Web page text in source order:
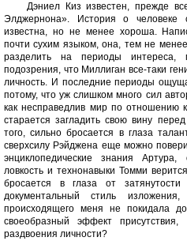
Дэниел Киз известен, прежде
Элджернона». История о человеке
известна, но не менее хороша.
почти сухим языком, она, тем не
разделить на периоды интереса,
подозрения, что Миллиган все-таки
личность. И последние периоды
потому, что уж слишком много сил
как несправедлив мир по отношению
старается загладить свою вину
того, сильно бросается в глаза
сверхсилу Рэйджена еще можно
энциклопедические знания Артура,
ловкость и технонавыки Томми
бросается в глаза от
документальный стиль
происходящего меня не покидала
своеобразный эффект
раздвоения личности?